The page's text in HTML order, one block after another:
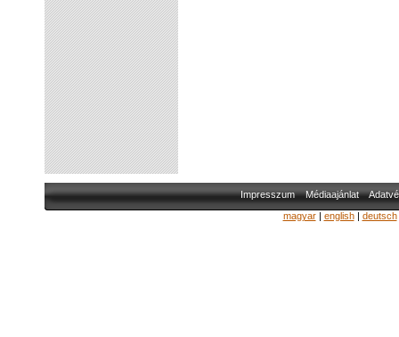
Impresszum Médiaajánlat
magyar| english| deutsch